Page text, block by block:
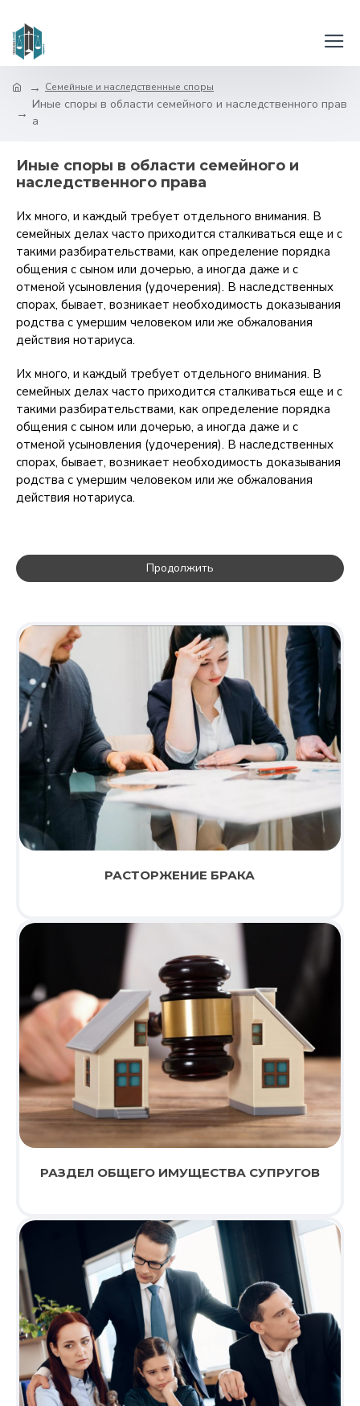
Семейные и наследственные споры
Иные споры в области семейного и наследственного прав
а
Иные споры в области семейного и
наследственного права
Их много, и каждый требует отдельного внимания. В
семейных делах часто приходится сталкиваться еще и с
такими разбирательствами, как определение порядка
общения с сыном или дочерью, а иногда даже и с
отменой усыновления (удочерения). В наследственных
спорах, бывает, возникает необходимость доказывания
родства с умершим человеком или же обжалования
действия нотариуса.
Их много, и каждый требует отдельного внимания. В
семейных делах часто приходится сталкиваться еще и с
такими разбирательствами, как определение порядка
общения с сыном или дочерью, а иногда даже и с
отменой усыновления (удочерения). В наследственных
спорах, бывает, возникает необходимость доказывания
родства с умершим человеком или же обжалования
действия нотариуса.
Продолжить
РАСТОРЖЕНИЕ БРАКА
РАЗДЕЛ ОБЩЕГО ИМУЩЕСТВА СУПРУГОВ